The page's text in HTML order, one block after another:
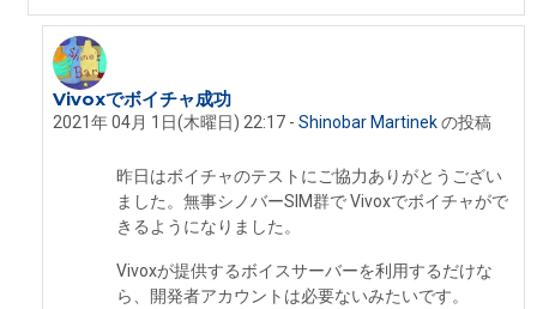
Shinobar Martinek への返信
Vivoxでボイチャ成功
2021年 04月 1日(木曜日) 22:17 -Shinobar Martinekの投稿
昨日はボイチャのテストにご協力ありがとうござい
ました。無事シノバーSIM群で Vivoxでボイチャがで
きるようになりました。
Vivoxが提供するボイスサーバーを利用するだけな
ら、開発者アカウントは必要ないみたいです。